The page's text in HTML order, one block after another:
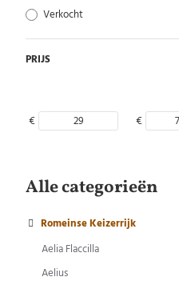
Verkocht
PRIJS
€ €
Alle categorieën
Romeinse Keizerrijk
Aelia Flaccilla
Aelius